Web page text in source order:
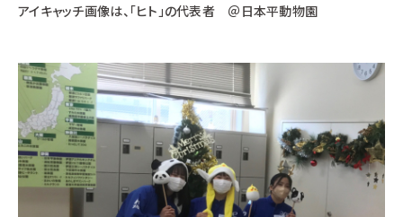
アイキャッチ画像は、「ヒト」の代表者 ＠日本平動物園